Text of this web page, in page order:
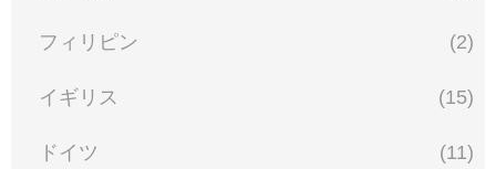
フィリピン (2)
イギリス (15)
ドイツ (11)